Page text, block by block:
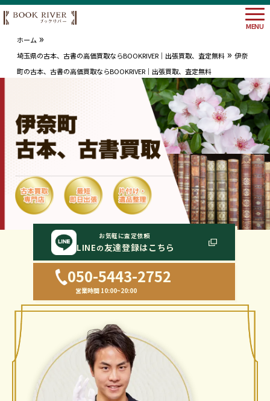
神奈川
東京都
MENU
ホーム »
埼玉県の古本、古書の高価買取ならBOOKRIVER｜出張買取、査定無料 » 伊奈
町の古本、古書の高価買取ならBOOKRIVER｜出張買取、査定無料
お気軽に査定依頼
LINEの友達登録はこちら
050-5443-2752
営業時間 10:00~20:00